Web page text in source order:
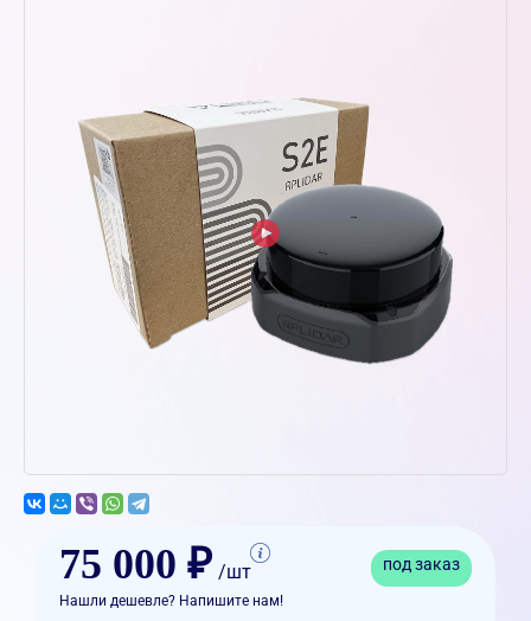
75 000 ₽ /шт под заказ
Нашли дешевле? Напишите нам!